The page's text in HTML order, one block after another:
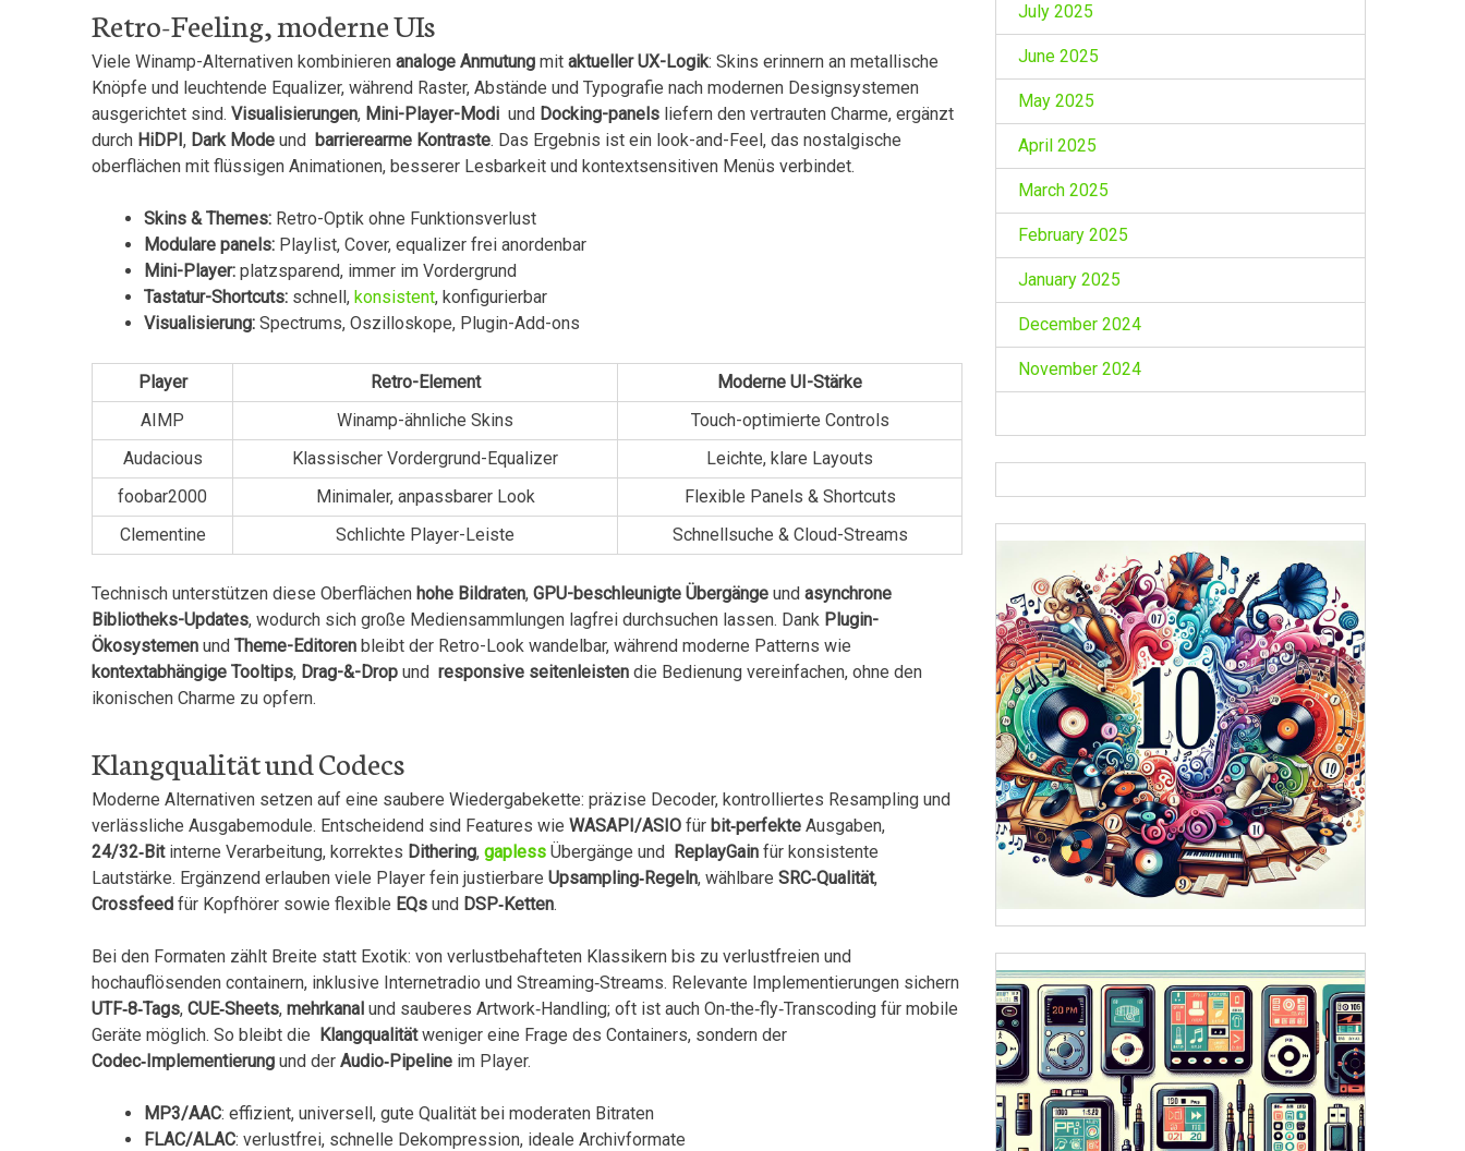
Retro-Feeling, moderne UIs
Viele ‌Winamp-Alternativen kombinieren analoge Anmutung ⁤mit aktueller UX-Logik: Skins erinnern⁤ an ⁤metallische
Knöpfe und leuchtende Equalizer, während Raster, Abstände und Typografie ⁤nach modernen Designsystemen⁤
ausgerichtet sind. Visualisierungen,⁣ Mini-Player-Modi ‍ und Docking-panels liefern den vertrauten Charme, ergänzt
durch HiDPI, Dark Mode und ⁤ barrierearme Kontraste. Das ‍Ergebnis ist ein look-and-Feel, das nostalgische
oberflächen mit flüssigen Animationen, besserer Lesbarkeit und kontextsensitiven Menüs verbindet.
Skins⁢ & Themes: Retro-Optik ohne Funktionsverlust
Modulare panels: Playlist, Cover, equalizer frei anordenbar
Mini-Player: platzsparend, immer im Vordergrund
Tastatur-Shortcuts: schnell, ⁢ konsistent, konfigurierbar
Visualisierung: Spectrums, Oszilloskope, Plugin-Add-ons
Player Retro-Element
Moderne UI-Stärke
AIMP
Winamp-ähnliche Skins
Touch-optimierte Controls
Audacious
Klassischer Vordergrund-Equalizer
Leichte, klare Layouts
foobar2000
Minimaler, anpassbarer Look
Flexible Panels & Shortcuts
Clementine
Schlichte Player-Leiste Schnellsuche & Cloud-Streams
Technisch unterstützen diese Oberflächen hohe Bildraten, GPU-beschleunigte Übergänge und asynchrone
Bibliotheks-Updates, wodurch sich große Mediensammlungen lagfrei durchsuchen​ lassen. Dank Plugin-
Ökosystemen und Theme-Editoren bleibt der Retro-Look wandelbar, während moderne Patterns wie
kontextabhängige Tooltips, Drag-&-Drop und ‍ responsive seitenleisten die Bedienung vereinfachen, ohne den
ikonischen Charme zu opfern.
Klangqualität und Codecs
Moderne Alternativen setzen auf⁢ eine saubere Wiedergabekette: präzise Decoder, kontrolliertes Resampling und
verlässliche ‍Ausgabemodule. Entscheidend sind Features wie WASAPI/ASIO für bit‑perfekte ⁢Ausgaben, ‍
24/32‑Bitinterne Verarbeitung, korrektes Dithering, gapless Übergänge und ‌ ReplayGain für konsistente
Lautstärke. Ergänzend erlauben viele Player fein justierbare Upsampling‑Regeln, wählbare SRC‑Qualität,
Crossfeed für Kopfhörer sowie flexible EQs und DSP‑Ketten.
Bei den Formaten zählt Breite statt Exotik: von verlustbehafteten Klassikern bis zu verlustfreien und
hochauflösenden containern, inklusive Internetradio und Streaming‑Streams. Relevante Implementierungen sichern
UTF‑8‑Tags, CUE‑Sheets, mehrkanal und sauberes Artwork‑Handling; oft ist auch On‑the‑fly‑Transcoding⁣ für mobile
Geräte ⁣möglich.⁣ So bleibt die ⁤ Klangqualitätweniger⁣ eine Frage des Containers, ‌sondern der
Codec‑Implementierung und der Audio‑Pipeline im Player.
MP3/AAC: effizient, universell, gute Qualität bei moderaten Bitraten
FLAC/ALAC: verlustfrei, schnelle Dekompression, ideale Archivformate
July 2025
June 2025
May 2025
April 2025
March 2025
February 2025
January 2025
December 2024
November 2024